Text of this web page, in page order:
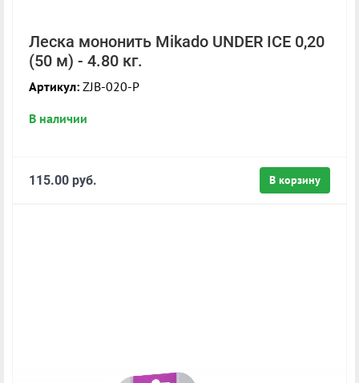
Леска мононить Mikado UNDER ICE 0,20
(50 м) - 4.80 кг.
Артикул: ZJB-020-P
В наличии
В корзину
115.00 руб.